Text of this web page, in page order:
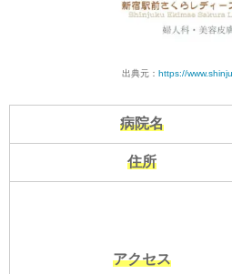
出典元： https://
病院名
住所
アクセス